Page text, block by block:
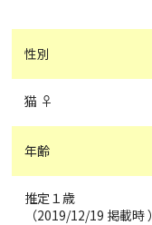
性別
猫 ♀
年齢
推定１歳
（2019/12/19 掲載時 ）